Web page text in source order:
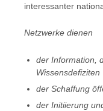
interessanter
Netzwerke dienen
der Information,
Wissensdefiziten
der Schaffung
der Initiierung